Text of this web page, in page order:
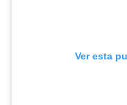
Ver esta